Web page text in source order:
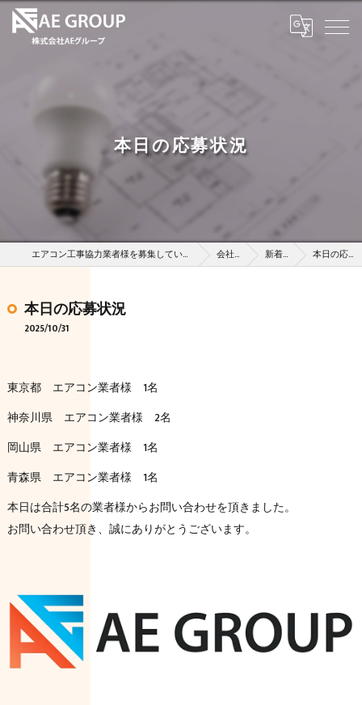
本日の応募状況
エアコン工事協力業者様を募集している株式会社AEグループ 会社概要 新着情報 本日の応募状況
本日の応募状況
2025/10/31
東京都 エアコン業者様 1名
神奈川県 エアコン業者様 2名
岡山県 エアコン業者様 1名
青森県 エアコン業者様 1名
本日は合計5名の業者様からお問い合わせを頂きました。
お問い合わせ頂き、誠にありがとうございます。